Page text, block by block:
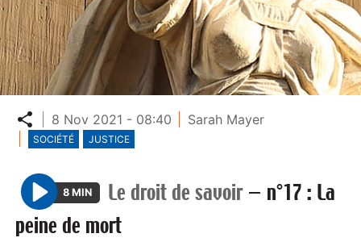
Partager
8 Nov 2021 - 08:40 Sarah Mayer
SOCIÉTÉ JUSTICE
P
l
8 MIN Le droit de savoir— n°17 : La
peine de mort